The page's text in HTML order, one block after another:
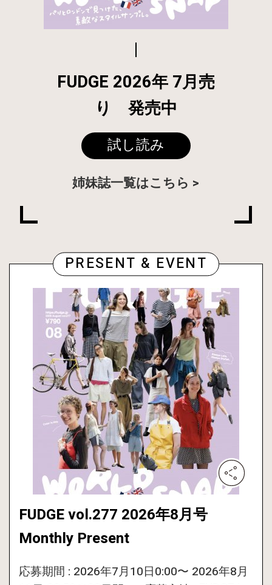
FUDGE 2026年 7月売
り 発売中
試し読み
姉妹誌一覧はこちら
PRESENT & EVENT
FUDGE vol.277 2026年8月号
Monthly Present
応募期間 : 2026年7月10日0:00〜 2026年8月